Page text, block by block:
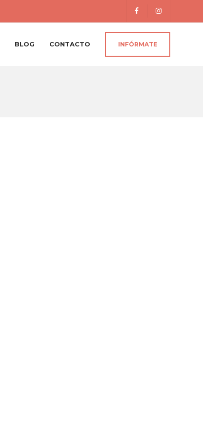
BLOG CONTACTO INFÓRMATE